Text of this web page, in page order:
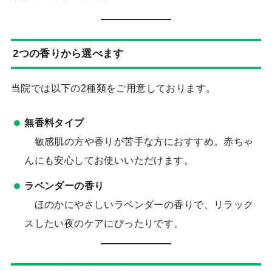
2つの香りから選べます
当院では以下の2種類をご用意しております。
無香料タイプ
敏感肌の方や香りが苦手な方におすすめ。赤ちゃ
んにも安心してお使いいただけます。
ラベンダーの香り
ほのかにやさしいラベンダーの香りで、リラック
スしたい夜のケアにぴったりです。